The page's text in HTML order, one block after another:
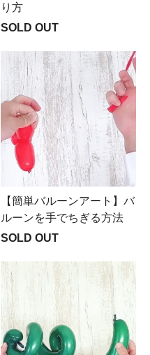
り方
SOLD OUT
【簡単バルーンアート】バ
ルーンを手でちぎる方法
SOLD OUT